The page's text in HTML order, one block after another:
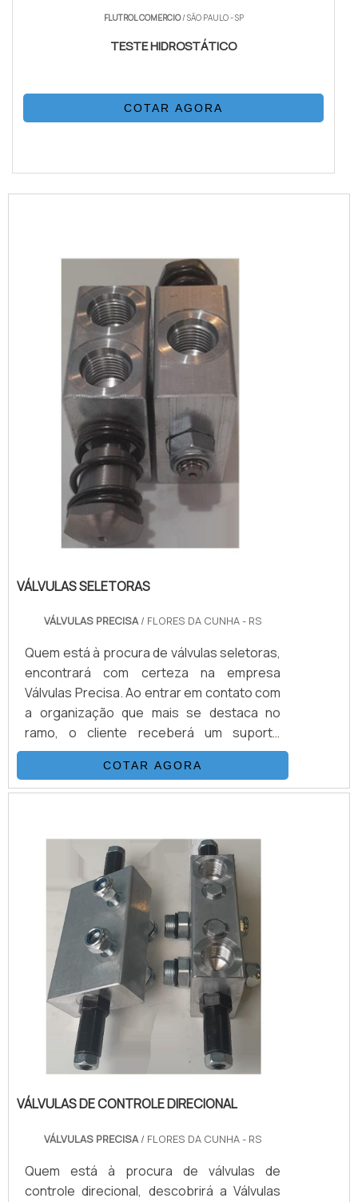
FLUTROL COMERCIO/ SÃO PAULO - SP
TESTE HIDROSTÁTICO
COTAR AGORA
VÁLVULAS SELETORAS
VÁLVULAS PRECISA/ FLORES DA CUNHA - RS
Quem está à procura de válvulas seletoras,
encontrará com certeza na empresa
Válvulas Precisa. Ao entrar em contato com
a organização que mais se destaca no
ramo, o cliente receberá um suporte
completo para sanar eventuais dúvidas
sobre o produto a ser adquirido.Quando o
quesito é válvulas seletoras, com a melhor
benefício e atendimento eficaz em todo o
COTAR AGORA
VÁLVULAS DE CONTROLE DIRECIONAL
VÁLVULAS PRECISA/ FLORES DA CUNHA - RS
Quem está à procura de válvulas de
controle direcional, descobrirá a Válvulas